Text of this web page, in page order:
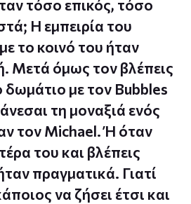
τόσο επικός, τόσο
Η εμπειρία του
το κοινό του ήταν
Μετά όμως τον βλέπεις
με τον Bubbles
τη μοναξιά ενός
τον Michael. Ή όταν
του και βλέπεις
πραγματικά. Γιατί
να ζήσει έτσι και